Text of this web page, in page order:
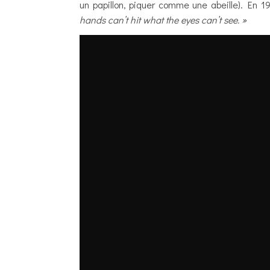
un papillon, piquer comme une abeille). En
hands can’t hit what the eyes can’t see. »